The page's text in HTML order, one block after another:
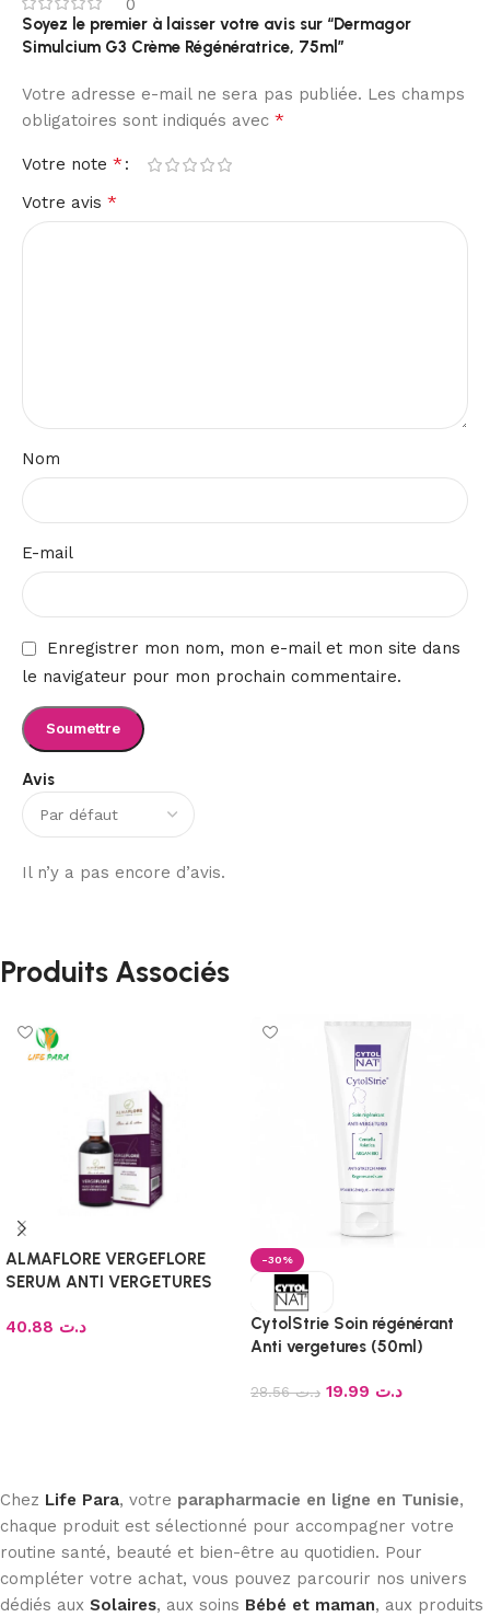
0
Avis
Il n’y a pas encore d’avis.
Soyez le premier à laisser votre avis sur “Dermagor
Simulcium G3 Crème Régénératrice, 75ml”
Votre adresse e-mail ne sera pas publiée. Les champs
obligatoires sont indiqués avec *
Votre note *
Votre avis *
Nom
E-mail
Enregistrer mon nom, mon e-mail et mon site dans
le navigateur pour mon prochain commentaire.
Produits Associés
ALMAFLORE VERGEFLORE
SERUM ANTI VERGETURES
د.ت
-30%
CytolStrie Soin régénérant
Anti vergetures (50ml)
د.ت28.56 د.ت
Chez Life Para, votre parapharmacie en ligne en Tunisie,
chaque produit est sélectionné pour accompagner votre
routine santé, beauté et bien-être au quotidien. Pour
compléter votre achat, vous pouvez parcourir nos univers
dédiés aux Solaires, aux soins Bébé et maman, aux produits